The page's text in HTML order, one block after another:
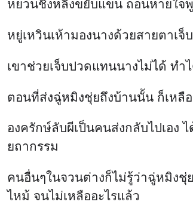
หยวนชิงหลิงขยับแขน ถอนหายใจ
หยู่เหวินเห้ามองนางด้วยสายตาเจ็
เขาช่วยเจ็บปวดแทนนางไม่ได้ ท
ตอนที่ส่งฉู่หมิงชุ่ยถึงบ้านนั้น ก็เหลื
องครักษ์ลับผีเป็นคนส่งกลับไปเอง
ยถากรรม
คนอื่นๆในจวนต่างก็ไม่รู้ว่าฉู่หมิงชุ่
ไหม้ จนไม่เหลืออะไรแล้ว